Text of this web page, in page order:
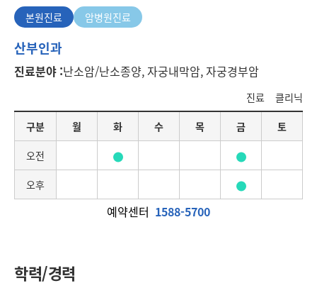
본원진료
암병원진료
본
진
산부인과
진료분야 :난소암/난소종양, 자궁내막암, 자궁경부암
진료
클리닉
별
료
정
구분 월 화 수 목 금 토
오전
오후
예약센터 1588-5700
학력/경력